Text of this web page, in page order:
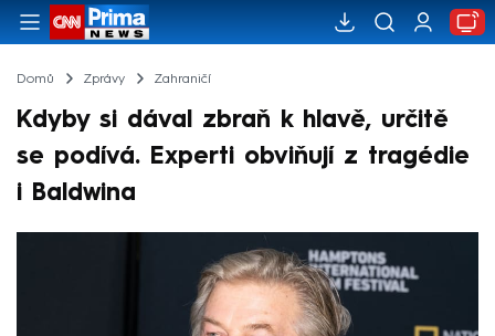
Domů Zprávy Zahraničí
Kdyby si dával zbraň k hlavě, určitě
se podívá. Experti obviňují z tragédie
i Baldwina